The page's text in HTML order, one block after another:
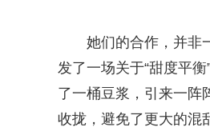
她们的合作，并非
发了一场关于“甜度平
了一桶豆浆，引来一阵
收拢，避免了更大的混